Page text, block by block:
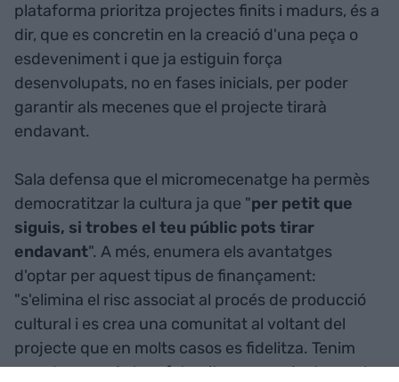
plataforma prioritza projectes finits i madurs, és a
dir, que es concretin en la creació d'una peça o
esdeveniment i que ja estiguin força
desenvolupats, no en fases inicials, per poder
garantir als mecenes que el projecte tirarà
endavant.
Sala defensa que el micromecenatge ha permès
democratitzar la cultura ja que "per petit que
siguis, si trobes el teu públic pots tirar
endavant". A més, enumera els avantatges
d'optar per aquest tipus de finançament:
"s'elimina el risc associat al procés de producció
cultural i es crea una comunitat al voltant del
projecte que en molts casos es fidelitza. Tenim
creadors que ja han fet vuit o nou projectes amb